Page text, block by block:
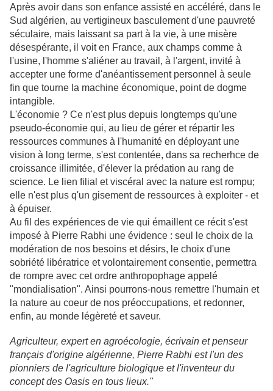
Après avoir dans son enfance assisté en accéléré, dans le
Sud algérien, au vertigineux basculement d'une pauvreté
séculaire, mais laissant sa part à la vie, à une misère
désespérante, il voit en France, aux champs comme à
l'usine, l'homme s'aliéner au travail, à l'argent, invité à
accepter une forme d'anéantissement personnel à seule
fin que tourne la machine économique, point de dogme
intangible.
L'économie ? Ce n'est plus depuis longtemps qu'une
pseudo-économie qui, au lieu de gérer et répartir les
ressources communes à l'humanité en déployant une
vision à long terme, s'est contentée, dans sa recherhce de
croissance illimitée, d'élever la prédation au rang de
science. Le lien filial et viscéral avec la nature est rompu;
elle n'est plus q'un gisement de ressources à exploiter - et
à épuiser.
Au fil des expériences de vie qui émaillent ce récit s'est
imposé à Pierre Rabhi une évidence : seul le choix de la
modération de nos besoins et désirs, le choix d'une
sobriété libératrice et volontairement consentie, permettra
de rompre avec cet ordre anthropophage appelé
"mondialisation". Ainsi pourrons-nous remettre l'humain et
la nature au coeur de nos préoccupations, et redonner,
enfin, au monde légèreté et saveur.
Agriculteur, expert en agroécologie, écrivain et penseur
français d'origine algérienne, Pierre Rabhi est l'un des
pionniers de l'agriculture biologique et l'inventeur du
concept des Oasis en tous lieux."